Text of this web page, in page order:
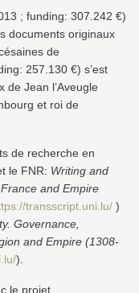
; funding: 307.242 €)
documents originaux
de
257.130 €) s’est
de Jean l’Aveugle
et roi de
de recherche en
le FNR: Writing and
and Empire
transscript.uni.lu/ )
Governance,
and Empire (1308-
).
le projet